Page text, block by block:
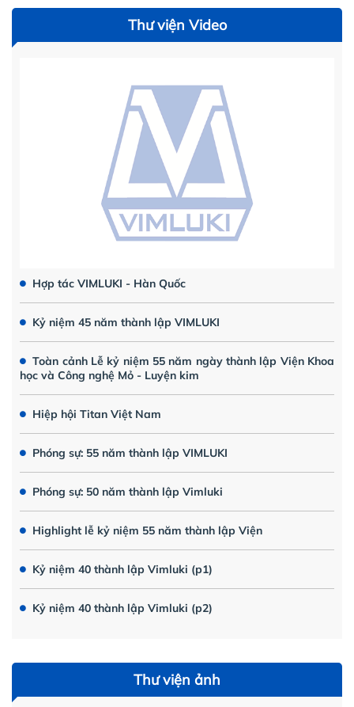
Thư viện Video
Hợp tác VIMLUKI - Hàn Quốc
Kỷ niệm 45 năm thành lập VIMLUKI
Toàn cảnh Lễ kỷ niệm 55 năm ngày thành lập Viện Khoa
học và Công nghệ Mỏ - Luyện kim
Hiệp hội Titan Việt Nam
Phóng sự: 55 năm thành lập VIMLUKI
Phóng sự: 50 năm thành lập Vimluki
Highlight lễ kỷ niệm 55 năm thành lập Viện
Kỷ niệm 40 thành lập Vimluki (p1)
Kỷ niệm 40 thành lập Vimluki (p2)
Thư viện ảnh